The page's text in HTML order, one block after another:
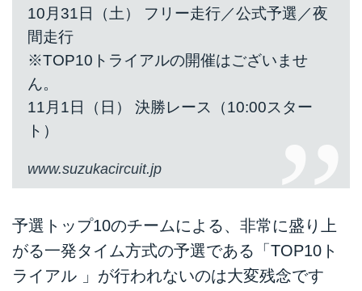
10月31日（土） フリー走行／公式予選／夜
間走行
※TOP10トライアルの開催はございませ
ん。
11月1日（日） 決勝レース（10:00スター
ト）
www.suzukacircuit.jp
予選トップ10のチームによる、非常に盛り上
がる一発タイム方式の予選である「TOP10ト
ライアル 」が行われないのは大変残念です